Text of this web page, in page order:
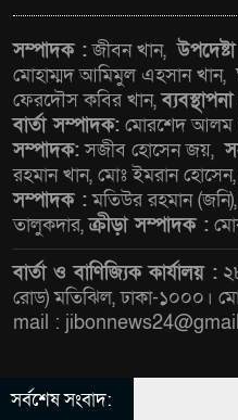
আত-
মাহফিল সম্পন্ন
ও
সম্পাদক :জীবন খান,
মোহাম্মদ আমিমুল এহসান খান,
ফেরদৌস কবির খান,
বার্তা সম্পাদক: মোরশেদ আলম
সম্পাদক:সজীব হোসেন জয়,
রহমান খান, মোঃ ইমরান
সম্পাদক :মতিউর রহমান
তালুকদার,ক্রীড়া সম্পাদক :
বার্তা ও বাণিজ্যিক কার্যালয় :
রোড) মতিঝিল, ঢাকা-১০০০।
mail :
© All rights reserved ©
সর্বশেষ সংবাদ: